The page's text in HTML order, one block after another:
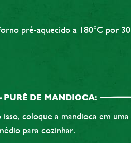
pré-aquecido a 180°C por
PURÊ DE MANDIOCA:
isso, coloque a mandioca em
para cozinhar.